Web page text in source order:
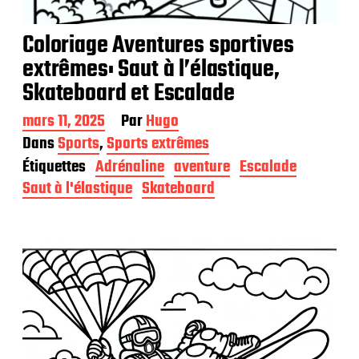
Coloriage Aventures sportives
extrêmes: Saut à l’élastique,
Skateboard et Escalade
D
a
t
e
d
e
b
l
i
a
t
i
mars 11, 2025 ParHugo
DansSports,Sports extrêmes
Étiquettes Adrénaline aventure Escalade
Saut à l'élastique Skateboard